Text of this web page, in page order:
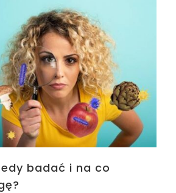
badać i na co